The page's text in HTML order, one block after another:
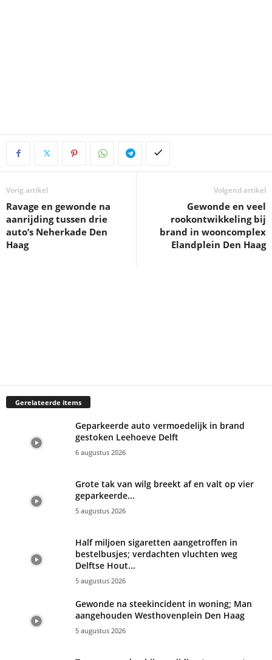
Vorig artikel
Ravage en gewonde na
aanrijding tussen drie
auto’s Neherkade Den
Haag
Volgend artikel
Gewonde en veel
rookontwikkeling bij
brand in wooncomplex
Elandplein Den Haag
Gerelateerde items
gestoken Leehoeve Delft
6 augustus 2026
geparkeerde...
5 augustus 2026